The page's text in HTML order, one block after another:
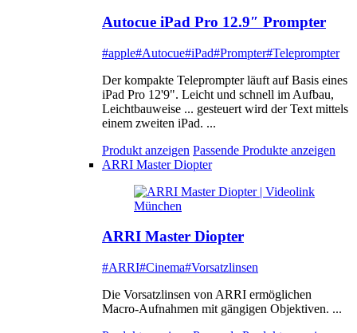
Autocue iPad Pro 12.9″ Prompter
#apple#Autocue#iPad#Prompter#Teleprompter
Der kompakte Teleprompter läuft auf Basis eines
iPad Pro 12'9". Leicht und schnell im Aufbau,
Leichtbauweise ... gesteuert wird der Text mittels
einem zweiten iPad. ...
Produkt anzeigen Passende Produkte anzeigen
ARRI Master Diopter
ARRI Master Diopter
#ARRI#Cinema#Vorsatzlinsen
Die Vorsatzlinsen von ARRI ermöglichen
Macro-Aufnahmen mit gängigen Objektiven. ...